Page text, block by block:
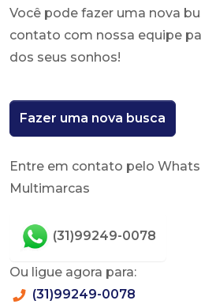
Você pode fazer uma nova
contato com nossa equipe
dos seus sonhos!
Fazer uma nova busca
Entre em contato pelo
Multimarcas
(31)99249-0078
Ou ligue agora para:
(31)99249-0078